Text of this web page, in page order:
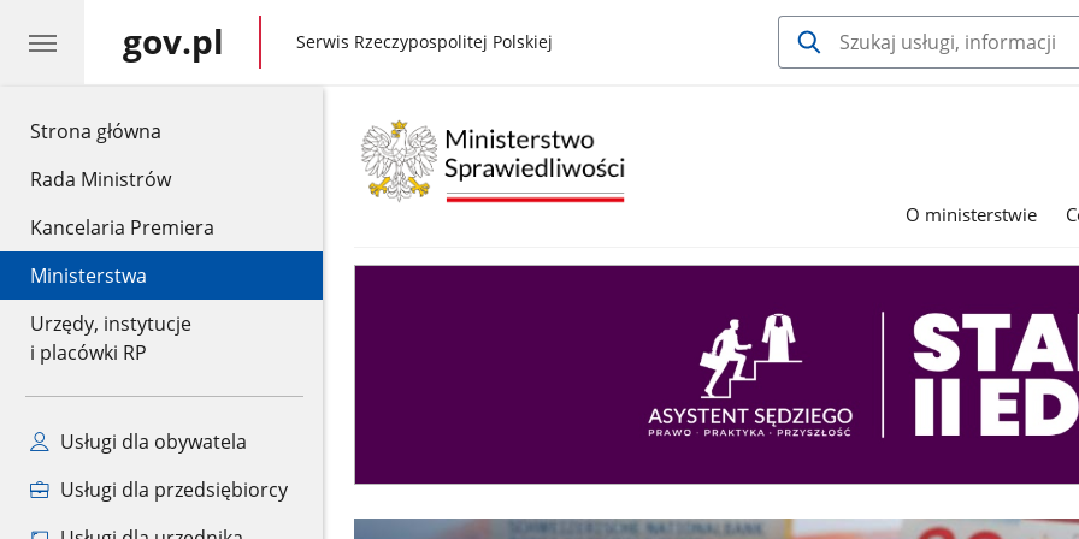
Strona główna
Rada Ministrów
Kancelaria Premiera
Ministerstwa
Urzędy, instytucje
i placówki RP
Usługi dla obywatela
Usługi dla przedsiębiorcy
gov.pl gov.pl
Serwis Rzeczypospolitej Polskiej
O ministerstwie